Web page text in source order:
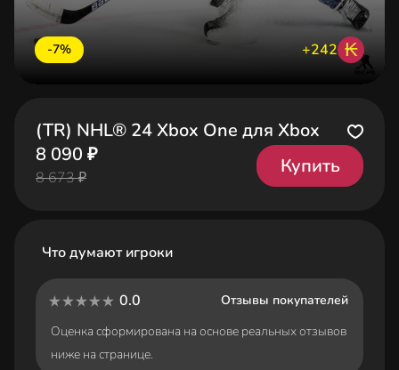
-7% +242 ₭
(TR) NHL® 24 Xbox One для Xbox
8 090 ₽
8 673 ₽
Купить
Что думают игроки
0.0
Отзывы покупателей
Оценка сформирована на основе реальных отзывов
ниже на странице.